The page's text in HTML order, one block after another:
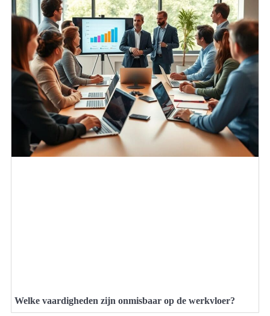
Welke vaardigheden zijn onmisbaar op de werkvloer?